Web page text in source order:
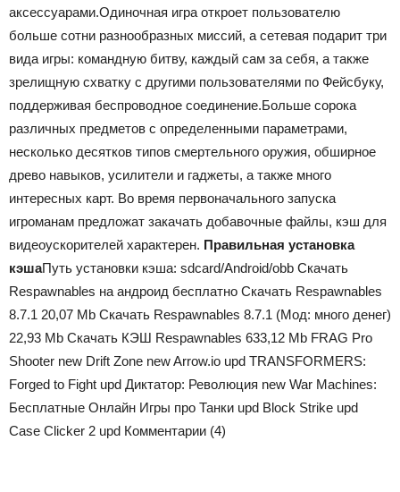
аксессуарами.Одиночная игра откроет пользователю
больше сотни разнообразных миссий, а сетевая подарит три
вида игры: командную битву, каждый сам за себя, а также
зрелищную схватку с другими пользователями по Фейсбуку,
поддерживая беспроводное соединение.Больше сорока
различных предметов с определенными параметрами,
несколько десятков типов смертельного оружия, обширное
древо навыков, усилители и гаджеты, а также много
интересных карт. Во время первоначального запуска
игроманам предложат закачать добавочные файлы, кэш для
видеоускорителей характерен. Правильная установка
кэшаПуть установки кэша: sdcard/Android/obb Скачать
Respawnables на андроид бесплатно Скачать Respawnables
8.7.1 20,07 Mb Скачать Respawnables 8.7.1 (Мод: много денег)
22,93 Mb Скачать КЭШ Respawnables 633,12 Mb FRAG Pro
Shooter new Drift Zone new Arrow.io upd TRANSFORMERS:
Forged to Fight upd Диктатор: Революция new War Machines:
Бесплатные Oнлайн Игры про Танки upd Block Strike upd
Case Clicker 2 upd Комментарии (4)